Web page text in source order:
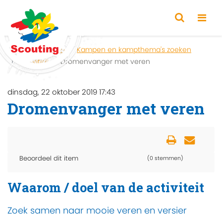
Home Zoeken
Kampen en kampthema's zoeken
Activiteit
Dromenvanger met veren
dinsdag, 22 oktober 2019 17:43
Dromenvanger met veren
Beoordeel dit item (0 stemmen)
Waarom / doel van de activiteit
Zoek samen naar mooie veren en versier